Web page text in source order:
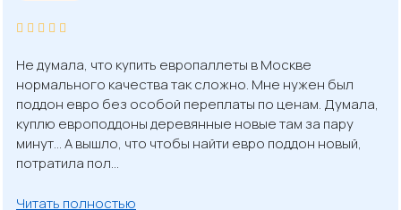
Не думала, что купить европаллеты в Москве
нормального качества так сложно. Мне нужен был
поддон евро без особой переплаты по ценам. Думала,
куплю европоддоны деревянные новые там за пару
минут… А вышло, что чтобы найти евро поддон новый,
потратила пол…
Читать полностью